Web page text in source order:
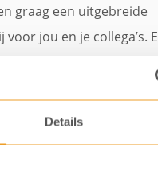
Details
graag een uitgebreide
jou en je collega’s.
button of door te bellen
snel!